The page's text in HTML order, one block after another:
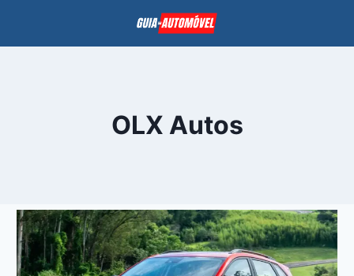
OLX Autos